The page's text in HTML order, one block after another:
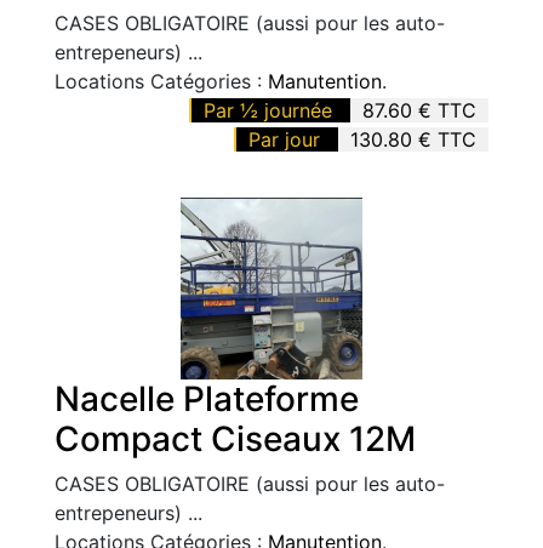
CASES OBLIGATOIRE (aussi pour les auto-
entrepeneurs) ...
Locations Catégories : Manutention.
Par ½ journée
87.60 € TTC
Par jour
130.80 € TTC
Nacelle Plateforme
Compact Ciseaux 12M
CASES OBLIGATOIRE (aussi pour les auto-
entrepeneurs) ...
Locations Catégories : Manutention.